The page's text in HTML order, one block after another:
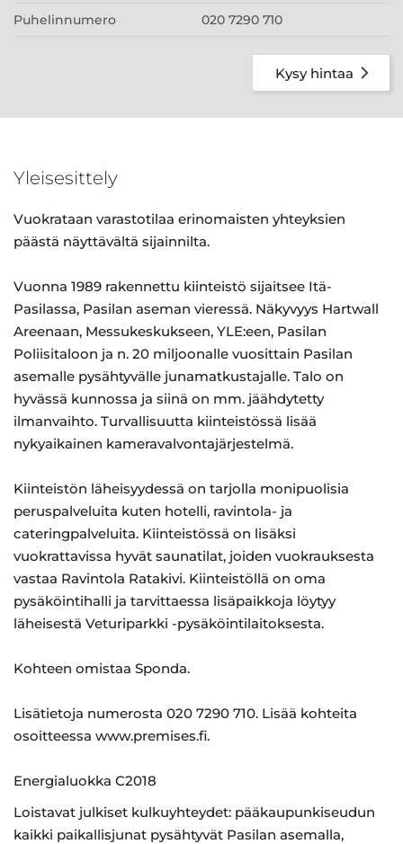
Puhelinnumero 020 7290 710
Kysy hintaa
Yleisesittely
Vuokrataan varastotilaa erinomaisten yhteyksien
päästä näyttävältä sijainnilta.
Vuonna 1989 rakennettu kiinteistö sijaitsee Itä-
Pasilassa, Pasilan aseman vieressä. Näkyvyys Hartwall
Areenaan, Messukeskukseen, YLE:een, Pasilan
Poliisitaloon ja n. 20 miljoonalle vuosittain Pasilan
asemalle pysähtyvälle junamatkustajalle. Talo on
hyvässä kunnossa ja siinä on mm. jäähdytetty
ilmanvaihto. Turvallisuutta kiinteistössä lisää
nykyaikainen kameravalvontajärjestelmä.
Kiinteistön läheisyydessä on tarjolla monipuolisia
peruspalveluita kuten hotelli, ravintola- ja
cateringpalveluita. Kiinteistössä on lisäksi
vuokrattavissa hyvät saunatilat, joiden vuokrauksesta
vastaa Ravintola Ratakivi. Kiinteistöllä on oma
pysäköintihalli ja tarvittaessa lisäpaikkoja löytyy
läheisestä Veturiparkki -pysäköintilaitoksesta.
Kohteen omistaa Sponda.
Lisätietoja numerosta 020 7290 710. Lisää kohteita
osoitteessa www.premises.fi.
Energialuokka C2018
Loistavat julkiset kulkuyhteydet: pääkaupunkiseudun
kaikki paikallisjunat pysähtyvät Pasilan asemalla,